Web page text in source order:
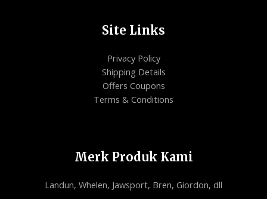
Site Links
Privacy Policy
Shipping Details
Offers Coupons
Terms & Conditions
Merk Produk Kami
Landun, Whelen, Jawsport, Bren, Giordon, dll